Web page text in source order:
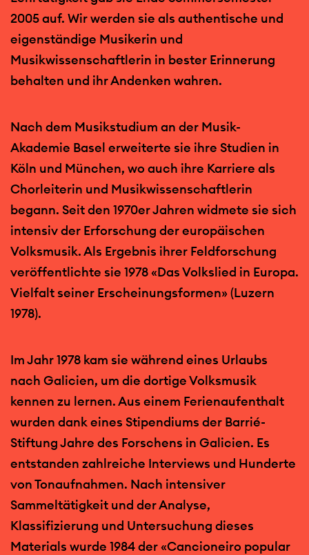
2005 auf. Wir werden sie als authentische und
eigenständige Musikerin und
Musikwissenschaftlerin in bester Erinnerung
behalten und ihr Andenken wahren.
Nach dem Musikstudium an der Musik-
Akademie Basel erweiterte sie ihre Studien in
Köln und München, wo auch ihre Karriere als
Chorleiterin und Musikwissenschaftlerin
begann. Seit den 1970er Jahren widmete sie sich
intensiv der Erforschung der europäischen
Volksmusik. Als Ergebnis ihrer Feldforschung
veröffentlichte sie 1978 «Das Volkslied in Europa.
Vielfalt seiner Erscheinungsformen» (Luzern
1978).
Im Jahr 1978 kam sie während eines Urlaubs
nach Galicien, um die dortige Volksmusik
kennen zu lernen. Aus einem Ferienaufenthalt
wurden dank eines Stipendiums der Barrié-
Stiftung Jahre des Forschens in Galicien. Es
entstanden zahlreiche Interviews und Hunderte
von Tonaufnahmen. Nach intensiver
Sammeltätigkeit und der Analyse,
Klassifizierung und Untersuchung dieses
Materials wurde 1984 der «Cancioneiro popular